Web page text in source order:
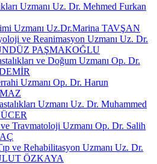
Uzmanı Uz. Dr. Mehmed Furkan
Uzmanı Uz.Dr.Marina TAVŞAN
ve Reanimasyon Uzmanı Uz. Dr.
PAŞMAKOĞLU
ve Doğum Uzmanı Op. Dr.
Uzmanı Op. Dr. Harun
Uzmanı Uz. Dr. Muhammed
Travmatoloji Uzmanı Op. Dr. Salih
ve Rehabilitasyon Uzmanı Uz. Dr.
ÖZKAYA